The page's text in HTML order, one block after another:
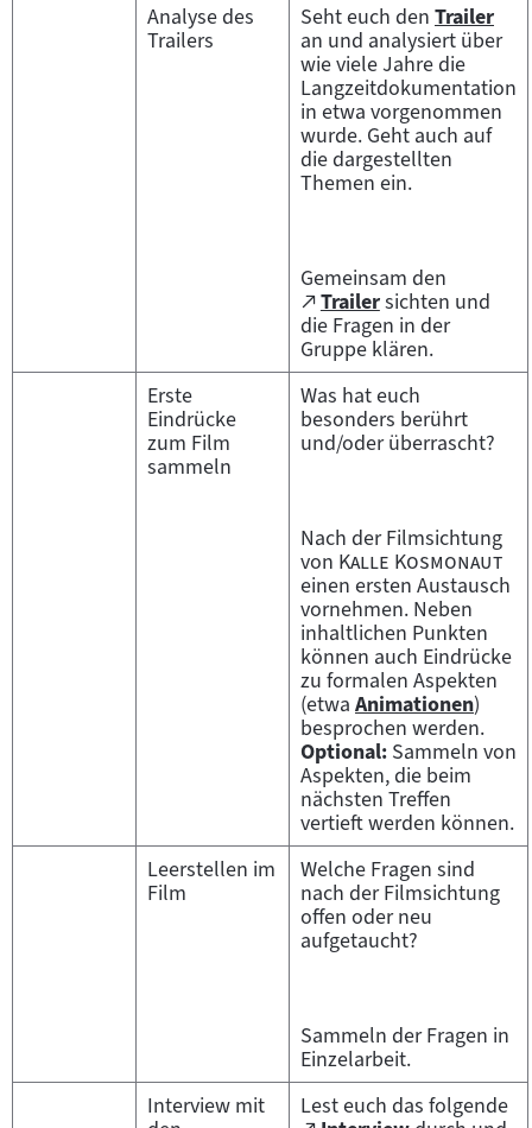
Analyse des
Trailers
Seht euch den Zum
Inhalt:
Trailer
an und analysiert über
wie viele Jahre die
Langzeitdokumentation
in etwa vorgenommen
wurde. Geht auch auf
die dargestellten
Themen ein.
Gemeinsam den
Zum
externen
Inhalt:
Trailer
(öffnet
im
neuen
Tab)
sichten und
die Fragen in der
Gruppe klären.
Erste
Eindrücke
zum Film
sammeln
Was hat euch
besonders berührt
und/oder überrascht?
Nach der Filmsichtung
von "
Kalle Kosmonaut"
einen ersten Austausch
vornehmen. Neben
inhaltlichen Punkten
können auch Eindrücke
zu formalen Aspekten
(etwa Zum
Inhalt:
Animationen)
besprochen werden.
Optional: Sammeln von
Aspekten, die beim
nächsten Treffen
vertieft werden können.
Leerstellen im
Film
Welche Fragen sind
nach der Filmsichtung
offen oder neu
aufgetaucht?
Sammeln der Fragen in
Einzelarbeit.
Interview mit
Lest euch das folgende